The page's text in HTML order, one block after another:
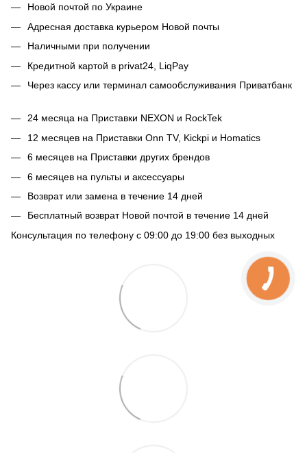
Новой почтой по Украине
Адресная доставка курьером Новой почты
Наличными при получении
Кредитной картой в privat24, LiqPay
Через кассу или терминал самообслуживания Приватбанк
24 месяца на Приставки NEXON и RockTek
12 месяцев на Приставки Onn TV, Kickpi и Homatics
6 месяцев на Приставки других брендов
6 месяцев на пульты и аксессуары
Возврат или замена в течение 14 дней
Бесплатный возврат Новой почтой в течение 14 дней
Консультация по телефону с 09:00 до 19:00 без выходных